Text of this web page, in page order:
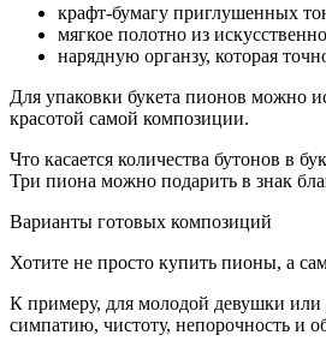
крафт-бумагу приглушенных
мягкое полотно из
нарядную органзу, которая
Для упаковки букета пионов можно
красотой самой композиции.
Что касается количества бутонов в
Три пиона можно подарить в знак
Варианты готовых композиций
Хотите не просто купить пионы, а
К примеру, для молодой девушки или
симпатию, чистоту, непорочность и